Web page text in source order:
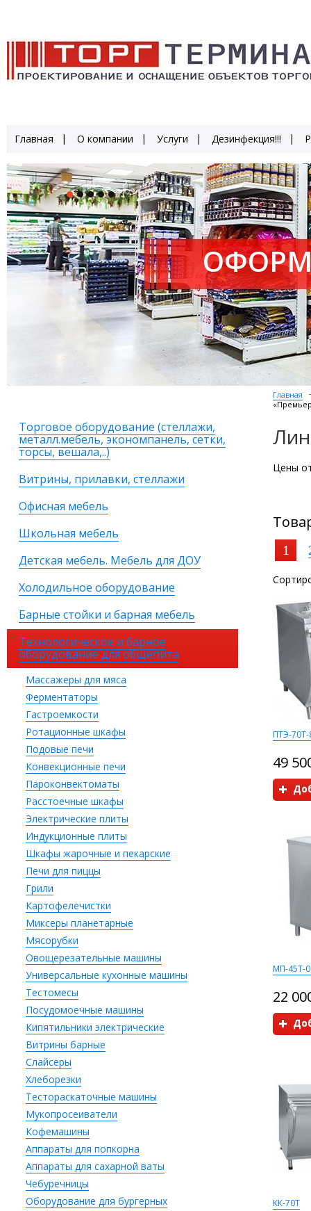
Главная О компании Услуги Дезинфекция!!!
Торговое оборудование (стеллажи,
металл.мебель, экономпанель, сетки,
торсы, вешала,..)
Витрины, прилавки, стеллажи
Офисная мебель
Школьная мебель
Детская мебель. Мебель для ДОУ
Холодильное оборудование
Барные стойки и барная мебель
Технологическое и барное
оборудование для общепита
Массажеры для мяса
Ферментаторы
Гастроемкости
Ротационные шкафы
Подовые печи
Конвекционные печи
Пароконвектоматы
Расстоечные шкафы
Электрические плиты
Индукционные плиты
Шкафы жарочные и пекарские
Печи для пиццы
Грили
Картофелечистки
Миксеры планетарные
Мясорубки
Овощерезательные машины
Универсальные кухонные машины
Тестомесы
Посудомоечные машины
Кипятильники электрические
Витрины барные
Слайсеры
Хлеборезки
Тестораскаточные машины
Мукопросеиватели
Кофемашины
Аппараты для попкорна
Аппараты для сахарной ваты
Чебуречницы
Оборудование для бургерных
Главная
Цены
1
ПТЭ-70Т-
49
МП-45Т-
22
КК-70Т